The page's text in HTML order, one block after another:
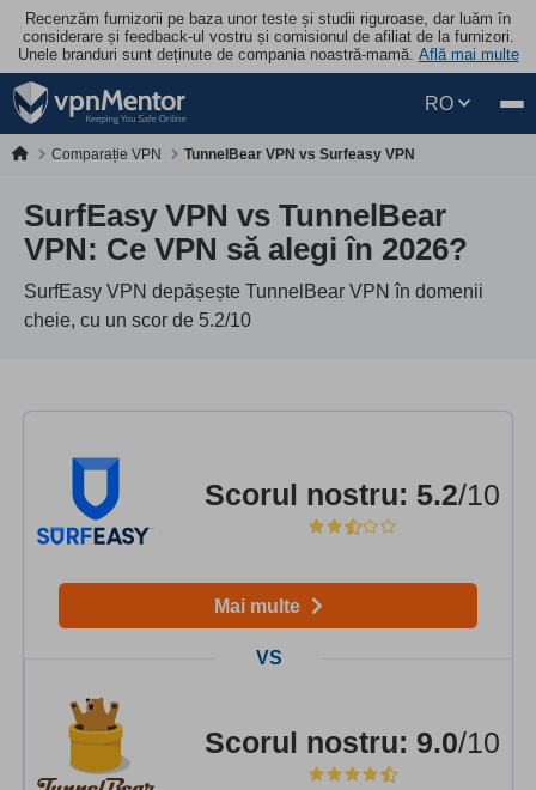
Recenzăm furnizorii pe baza unor teste și studii riguroase, dar luăm în
considerare și feedback-ul vostru și comisionul de afiliat de la furnizori.
Unele branduri sunt deținute de compania noastră-mamă. Află mai multe
RO
Comparație VPN TunnelBear VPN vs Surfeasy VPN
SurfEasy VPN vs TunnelBear
VPN: Ce VPN să alegi în 2026?
SurfEasy VPN depășește TunnelBear VPN în domenii
cheie, cu un scor de 5.2/10
Scorul nostru: 5.2/10
Mai multe
Scorul nostru: 9.0/10